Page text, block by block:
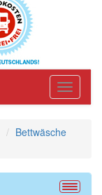
Toggle
Bettwäsche